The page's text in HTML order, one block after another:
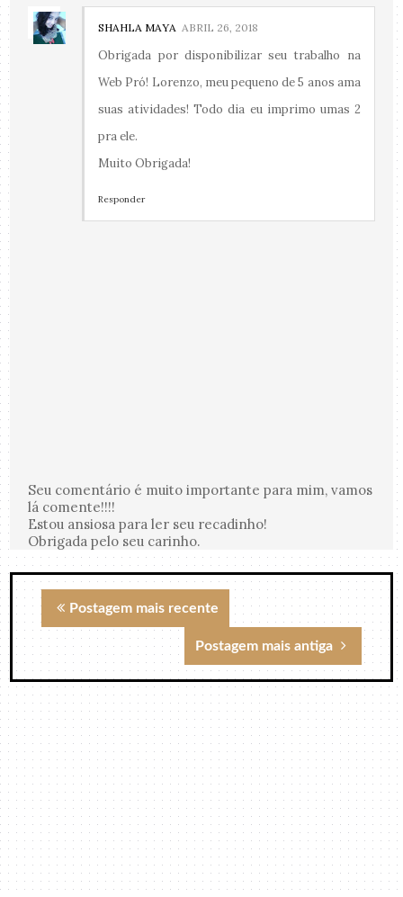
SHAHLA MAYA ABRIL 26, 2018
Obrigada por disponibilizar seu trabalho na
Web Pró! Lorenzo, meu pequeno de 5 anos ama
suas atividades! Todo dia eu imprimo umas 2
pra ele.
Muito Obrigada!
Responder
Seu comentário é muito importante para mim, vamos
lá comente!!!!
Estou ansiosa para ler seu recadinho!
Obrigada pelo seu carinho.
Postagem mais recente
Postagem mais antiga